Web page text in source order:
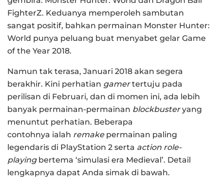
FighterZ. Keduanya memperoleh sambutan
sangat positif, bahkan permainan Monster Hunter:
World punya peluang buat menyabet gelar Game
of the Year 2018.
Namun tak terasa, Januari 2018 akan segera
berakhir. Kini perhatian gamertertuju pada
perilisan di Februari, dan di momen ini, ada lebih
banyak permainan-permainan blockbusteryang
menuntut perhatian. Beberapa
contohnya ialah remakepermainan paling
legendaris di PlayStation 2 serta action role-
playingbertema ‘simulasi era Medieval’. Detail
lengkapnya dapat Anda simak di bawah.